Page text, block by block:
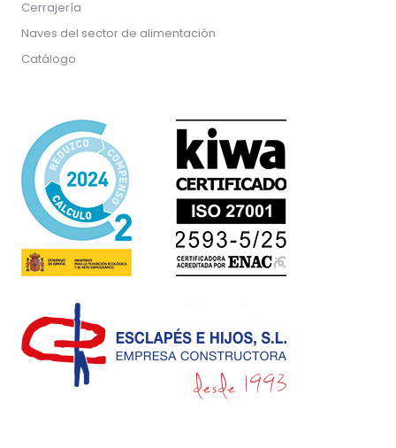
Cerrajería
Naves del sector de alimentación
Catálogo